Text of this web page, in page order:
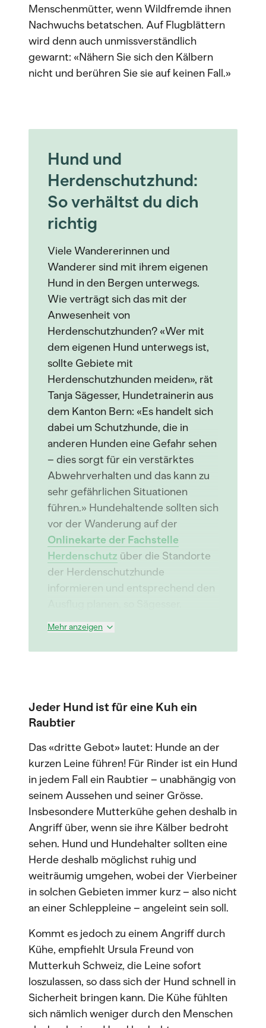
Menschenmütter, wenn Wildfremde ihnen
Nachwuchs betatschen. Auf Flugblättern
wird denn auch unmissverständlich
gewarnt: «Nähern Sie sich den Kälbern
nicht und berühren Sie sie auf keinen Fall.»
Hund und
Herdenschutzhund:
So verhältst du dich
richtig
Viele Wandererinnen und
Wanderer sind mit ihrem eigenen
Hund in den Bergen unterwegs.
Wie verträgt sich das mit der
Anwesenheit von
Herdenschutzhunden? «Wer mit
dem eigenen Hund unterwegs ist,
sollte Gebiete mit
Herdenschutzhunden meiden», rät
Tanja Sägesser, Hundetrainerin aus
dem Kanton Bern: «Es handelt sich
dabei um Schutzhunde, die in
anderen Hunden eine Gefahr sehen
– dies sorgt für ein verstärktes
Abwehrverhalten und das kann zu
sehr gefährlichen Situationen
führen.» Hundehaltende sollten sich
vor der Wanderung auf der
Onlinekarte der Fachstelle
Herdenschutz über die Standorte
der Herdenschutzhunde
informieren und entsprechend den
Mehr anzeigen
Jeder Hund ist für eine Kuh ein
Raubtier
Das «dritte Gebot» lautet: Hunde an der
kurzen Leine führen! Für Rinder ist ein Hund
in jedem Fall ein Raubtier – unabhängig von
seinem Aussehen und seiner Grösse.
Insbesondere Mutterkühe gehen deshalb in
Angriff über, wenn sie ihre Kälber bedroht
sehen. Hund und Hundehalter sollten eine
Herde deshalb möglichst ruhig und
weiträumig umgehen, wobei der Vierbeiner
in solchen Gebieten immer kurz – also nicht
an einer Schleppleine – angeleint sein soll.
Kommt es jedoch zu einem Angriff durch
Kühe, empfiehlt Ursula Freund von
Mutterkuh Schweiz, die Leine sofort
loszulassen, so dass sich der Hund schnell in
Sicherheit bringen kann. Die Kühe fühlten
sich nämlich weniger durch den Menschen